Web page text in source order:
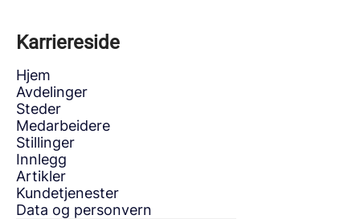
Karriereside
Hjem
Avdelinger
Steder
Medarbeidere
Stillinger
Innlegg
Artikler
Kundetjenester
Data og personvern